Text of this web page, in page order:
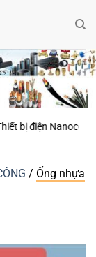
công trình bền
/ Ống nhựa